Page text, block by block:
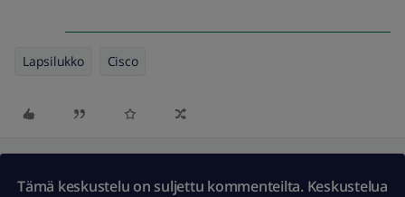
Lapsilukko Cisco
Tämä keskustelu on suljettu kommenteilta. Keskustelua